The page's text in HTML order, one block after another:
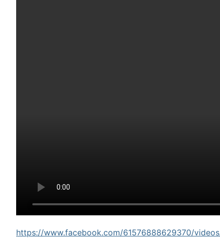
https://www.facebook.com/61576888629370/